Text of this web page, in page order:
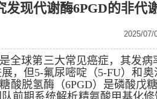
发现代谢酶6PGD的非代
2025/07/
全球第三大常见癌症，其发
，但5-氟尿嘧啶（5-FU）和
酸脱氢酶（6PGD）是磷酸戊
前期系统解析精氨酸甲基化